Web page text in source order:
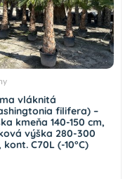
vláknitá
filifera) –
kmeňa 140-150 cm,
výška 280-300
kont. C70L (-10°C)